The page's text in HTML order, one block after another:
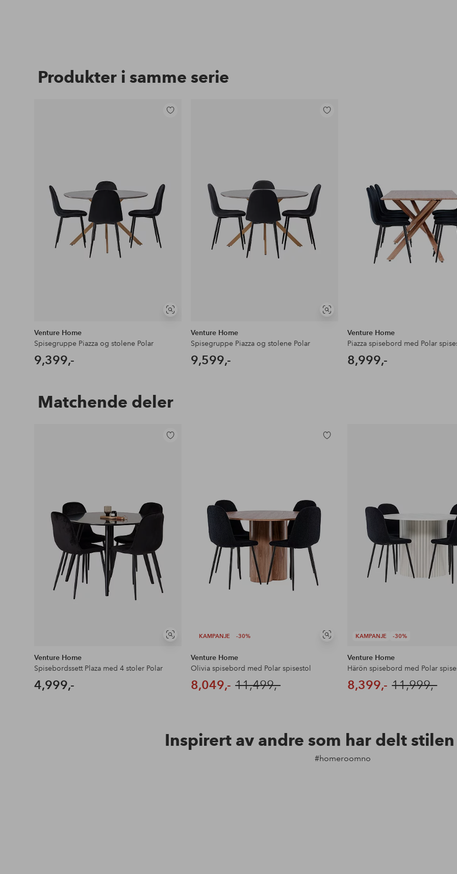
Produkter i samme serie
Vis
Venture Home
Spisegruppe Piazza og stolene Polar
9,399,-
Vis
Venture Home
Spisegruppe Piazza og stolene Polar
9,599,-
Venture Home
Piazza spisebord med Polar
8,999,-
Matchende deler
Vis
Venture Home
Spisebordssett Plaza med 4 stoler Polar
4,999,-
KAMPANJE -30%
Vis
Venture Home
Olivia spisebord med Polar spisestol
8,049,- 11,499,-
KAMPANJE -30%
Venture Home
Härön spisebord med Polar
8,399,- 11,999,-
Inspirert av andre som har delt stilen
#homeroomno